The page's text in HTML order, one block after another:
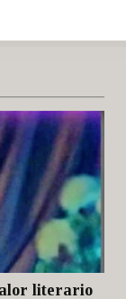
literario